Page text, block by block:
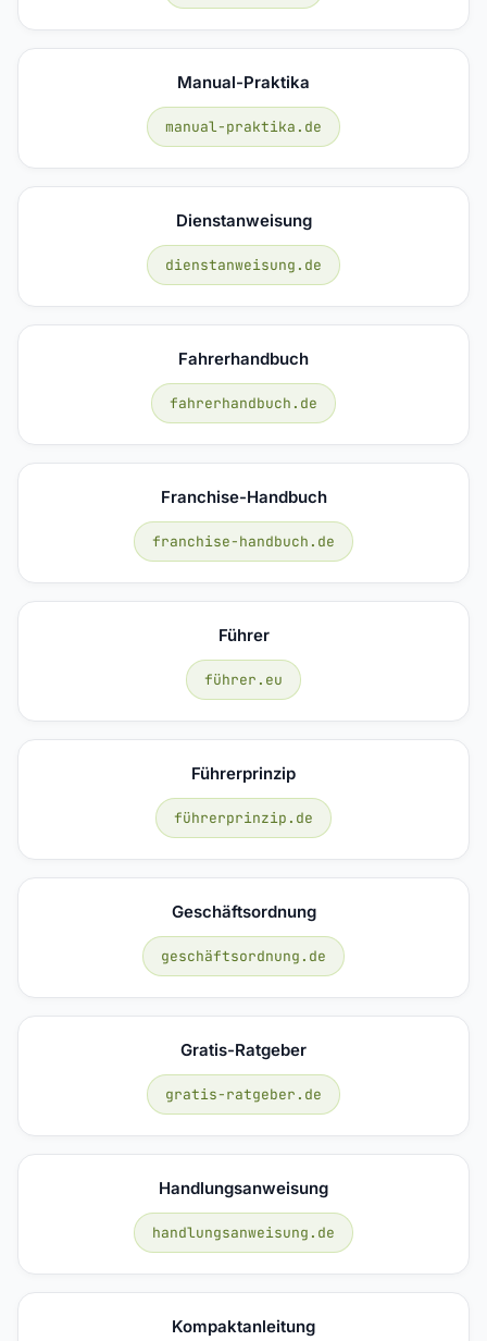
Manual-Praktika
manual-praktika.de
Dienstanweisung
dienstanweisung.de
Fahrerhandbuch
fahrerhandbuch.de
Franchise-Handbuch
franchise-handbuch.de
Führer
führer.eu
Führerprinzip
führerprinzip.de
Geschäftsordnung
geschäftsordnung.de
Gratis-Ratgeber
gratis-ratgeber.de
Handlungsanweisung
handlungsanweisung.de
Kompaktanleitung